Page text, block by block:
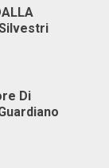
Silvestri
Di